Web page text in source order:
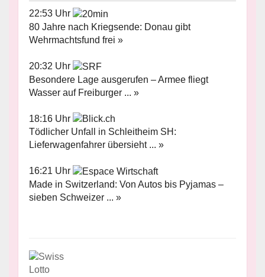
22:53 Uhr
80 Jahre nach Kriegsende: Donau gibt
Wehrmachtsfund frei »
20:32 Uhr
Besondere Lage ausgerufen – Armee fliegt
Wasser auf Freiburger ... »
18:16 Uhr
Tödlicher Unfall in Schleitheim SH:
Lieferwagenfahrer übersieht ... »
16:21 Uhr
Made in Switzerland: Von Autos bis Pyjamas –
sieben Schweizer ... »